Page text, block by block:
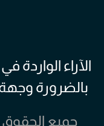
الآراء الواردة
بالضرورة
جميع